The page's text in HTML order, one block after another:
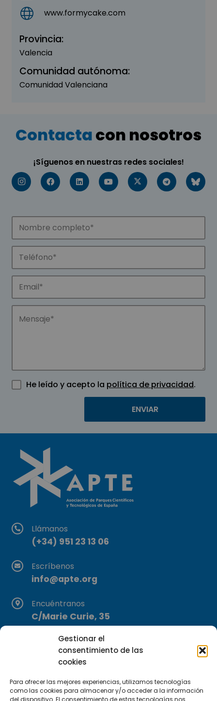
Gestionar el
consentimiento de las
cookies
Para ofrecer las mejores experiencias, utilizamos tecnologías
como las cookies para almacenar y/o acceder a la información
del dispositivo. El consentimiento de estas tecnologías nos
www.formycake.com
Provincia:
Valencia
Comunidad autónoma:
Comunidad Valenciana
Contactacon nosotros
¡Síguenos en nuestras redes sociales!
He leído y acepto la política de privacidad.
Llámanos
(+34) 951 23 13 06
Escríbenos
info@apte.org
Encuéntranos
C/Marie Curie, 35
29590 Campanillas, Málaga